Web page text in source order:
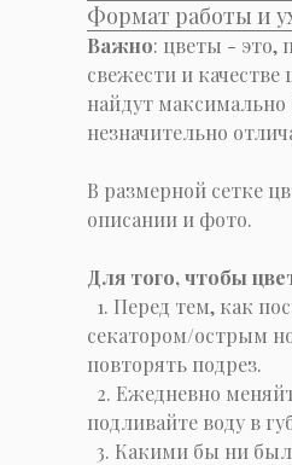
Формат работы и
Важно: цветы - это,
свежести и
найдут максимально
незначительно
В размерной сетке
описании и фото.
Для того, чтобы
1. Перед тем, как
секатором/острым
повторять подрез.
2. Ежедневно
подливайте воду в
3. Какими бы ни